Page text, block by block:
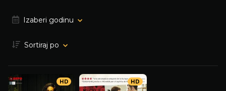
Izaberi godinu
Sortiraj po
HD HD